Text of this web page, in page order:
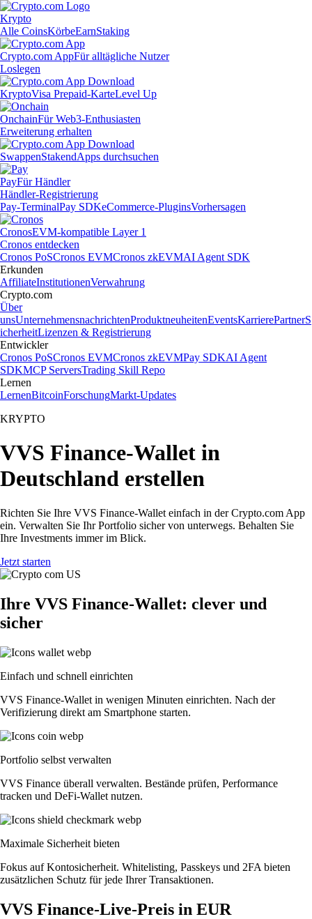
Krypto
Alle CoinsKörbeEarnStaking
Crypto.com AppFür alltägliche Nutzer
Loslegen
KryptoVisa Prepaid-KarteLevel Up
OnchainFür Web3-Enthusiasten
Erweiterung erhalten
SwappenStakendApps durchsuchen
PayFür Händler
Händler-Registrierung
Pay-TerminalPay SDKeCommerce-PluginsVorhersagen
CronosEVM-kompatible Layer 1
Cronos entdecken
Cronos PoSCronos EVMCronos zkEVMAI Agent SDK
Erkunden
AffiliateInstitutionenVerwahrung
Crypto.com
Über
unsUnternehmensnachrichtenProduktneuheitenEventsKarrierePartnerS
icherheitLizenzen & Registrierung
Entwickler
Cronos PoSCronos EVMCronos zkEVMPay SDKAI Agent
SDKMCP ServersTrading Skill Repo
Lernen
LernenBitcoinForschungMarkt-Updates
KRYPTO
VVS Finance-Wallet in
Deutschland erstellen
Richten Sie Ihre VVS Finance-Wallet einfach in der Crypto.com App
ein. Verwalten Sie Ihr Portfolio sicher von unterwegs. Behalten Sie
Ihre Investments immer im Blick.
Jetzt starten
Ihre VVS Finance-Wallet: clever und
sicher
Einfach und schnell einrichten
VVS Finance-Wallet in wenigen Minuten einrichten. Nach der
Verifizierung direkt am Smartphone starten.
Portfolio selbst verwalten
VVS Finance überall verwalten. Bestände prüfen, Performance
tracken und DeFi-Wallet nutzen.
Maximale Sicherheit bieten
Fokus auf Kontosicherheit. Whitelisting, Passkeys und 2FA bieten
zusätzlichen Schutz für jede Ihrer Transaktionen.
VVS Finance-Live-Preis in EUR